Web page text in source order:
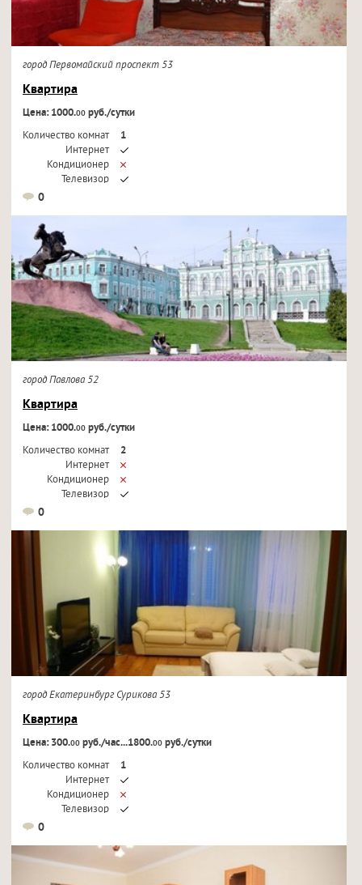
город Первомайский проспект 53
Квартира
Цена: 1000.00руб./сутки
Количество комнат
1
Интернет
Кондиционер
Телевизор
0
город Павлова 52
Квартира
Цена: 1000.00руб./сутки
Количество комнат
2
Интернет
Кондиционер
Телевизор
0
город Екатеринбург Сурикова 53
Квартира
Цена: 300.00руб./час...1800.00руб./сутки
Количество комнат
1
Интернет
Кондиционер
Телевизор
0